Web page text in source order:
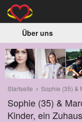
Über uns
Startseite Sophie (35) &
Sophie (35) &
Kinder, ein